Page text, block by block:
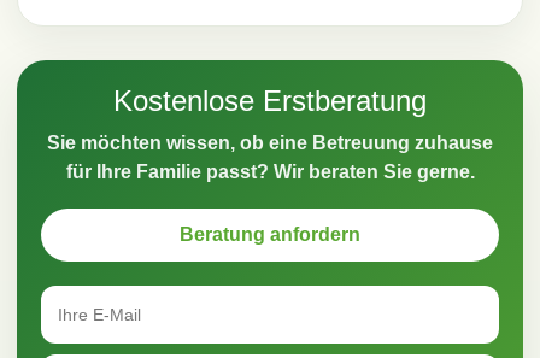
Kostenlose Erstberatung
Sie möchten wissen, ob eine Betreuung zuhause
für Ihre Familie passt? Wir beraten Sie gerne.
Beratung anfordern